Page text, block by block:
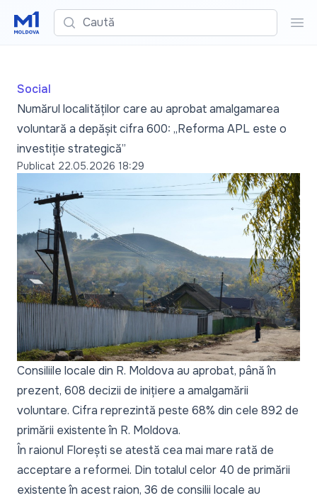
Caută
Social
Numărul localităților care au aprobat amalgamarea
voluntară a depășit cifra 600: „Reforma APL este o
investiție strategică”
Publicat 22.05.2026 18:29
Consiliile locale din R. Moldova au aprobat, până în
prezent, 608 decizii de inițiere a amalgamării
voluntare. Cifra reprezintă peste 68% din cele 892 de
primării existente în R. Moldova.
În raionul Florești se atestă cea mai mare rată de
acceptare a reformei. Din totalul celor 40 de primării
existente în acest raion, 36 de consilii locale au